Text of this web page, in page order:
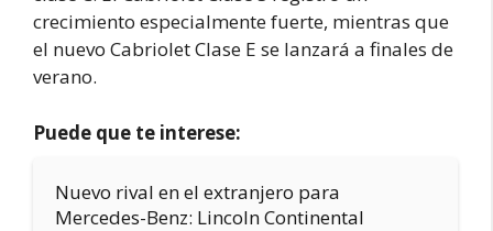
crecimiento especialmente fuerte, mientras que
el nuevo Cabriolet Clase E se lanzará a finales de
verano.
Puede que te interese:
Nuevo rival en el extranjero para
Mercedes-Benz: Lincoln Continental